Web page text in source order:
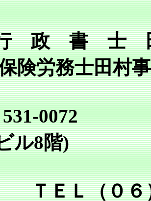
政 書 士 田
労務士田村
0072 大
ル8階)
（０６）６